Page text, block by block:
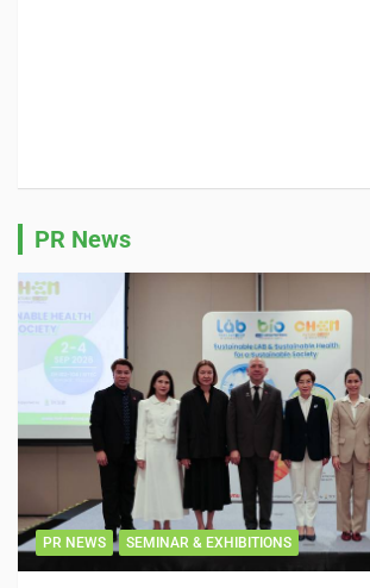
PR News
PR NEWS SEMINAR & EXHIBITIONS